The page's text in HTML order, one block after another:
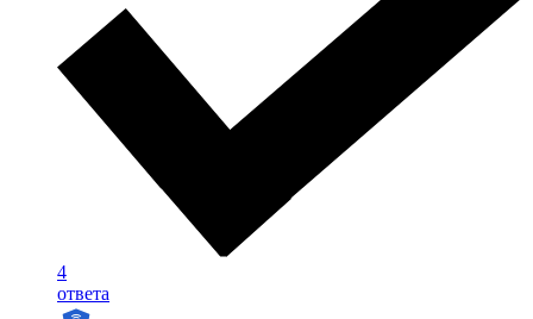
4
ответа